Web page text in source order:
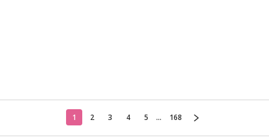
1 2 3 4 5 ... 168